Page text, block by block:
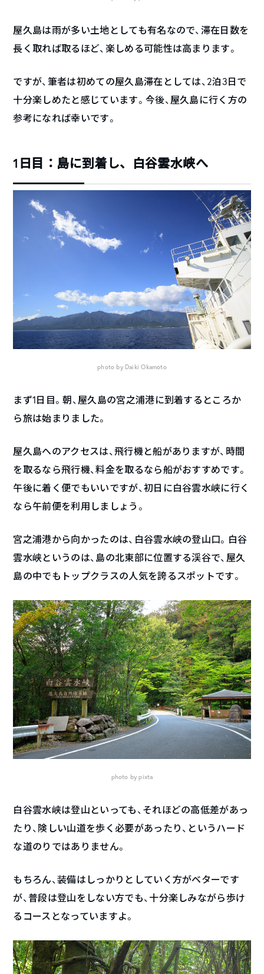
屋久島は雨が多い土地としても有名なので、滞在日数を
長く取れば取るほど、楽しめる可能性は高まります。
ですが、筆者は初めての屋久島滞在としては、2泊3日で
十分楽しめたと感じています。今後、屋久島に行く方の
参考になれば幸いです。
1日目：島に到着し、白谷雲水峡へ
photo by Daiki Okamoto
まず1日目。朝、屋久島の宮之浦港に到着するところか
ら旅は始まりました。
屋久島へのアクセスは、飛行機と船がありますが、時間
を取るなら飛行機、料金を取るなら船がおすすめです。
午後に着く便でもいいですが、初日に白谷雲水峡に行く
なら午前便を利用しましょう。
宮之浦港から向かったのは、白谷雲水峡の登山口。白谷
雲水峡というのは、島の北東部に位置する渓谷で、屋久
島の中でもトップクラスの人気を誇るスポットです。
photo by pixta
白谷雲水峡は登山といっても、それほどの高低差があっ
たり、険しい山道を歩く必要があったり、というハード
な道のりではありません。
もちろん、装備はしっかりとしていく方がベターです
が、普段は登山をしない方でも、十分楽しみながら歩け
るコースとなっていますよ。